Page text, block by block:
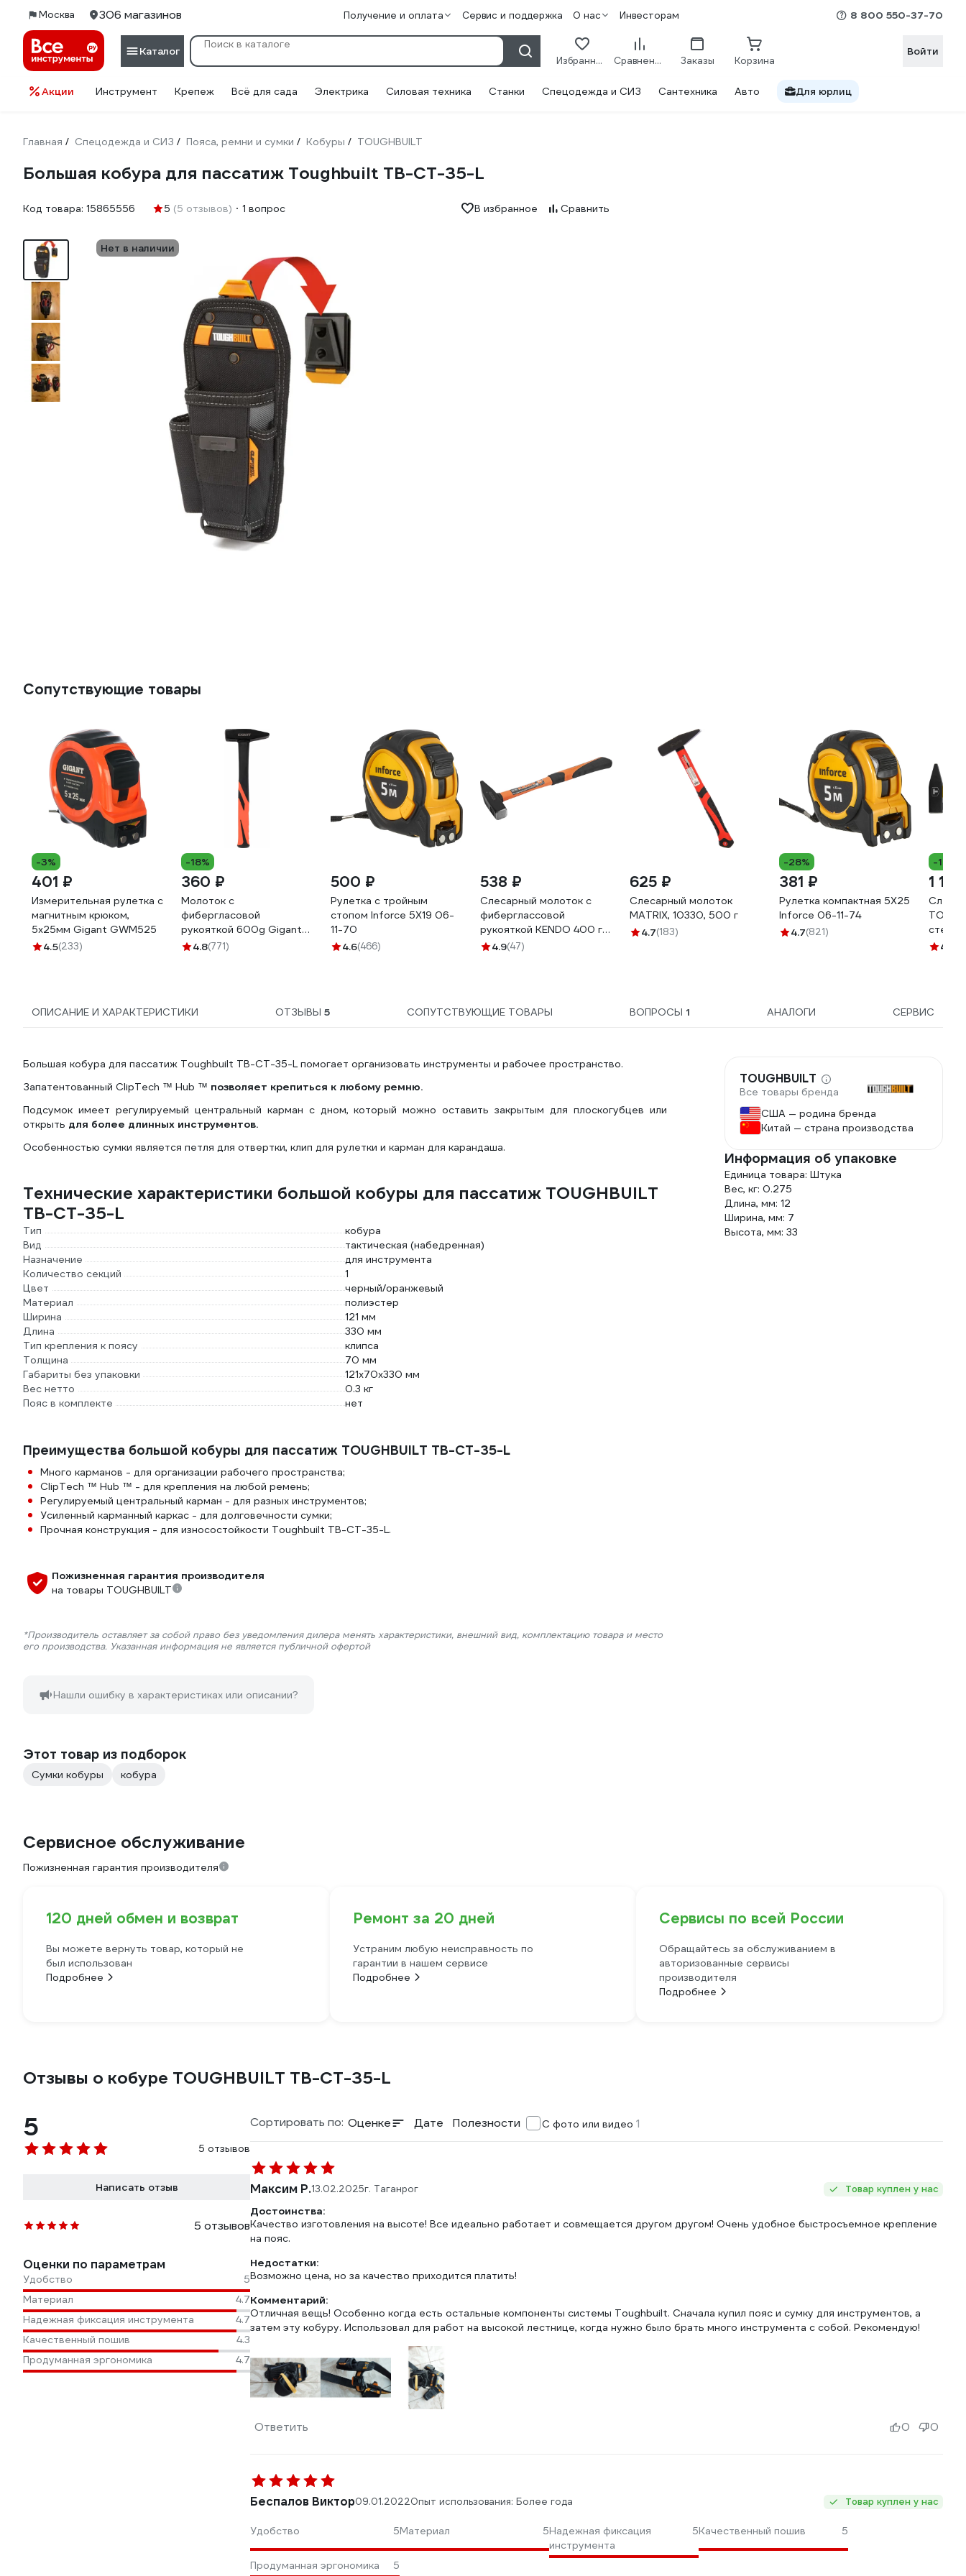
Москва 306 магазинов Получение и оплата Сервис и поддержка О нас Инвесторам 8 800 550-37-70
Каталог
Избранное Сравнение Заказы Корзина
Войти
Акции Инструмент Крепеж Всё для сада Электрика Силовая техника Станки Спецодежда и СИЗ Сантехника Авто Для юрлиц
Главная / Спецодежда и СИЗ / Пояса, ремни и сумки / Кобуры / TOUGHBUILT
Большая кобура для пассатиж Toughbuilt TB-CT-35-L
Код товара: 15865556 5 (5 отзывов) 1 вопрос В избранное Сравнить
Нет в наличии
Сопутствующие товары
-3%
401 ₽
Измерительная рулетка с
магнитным крюком,
5x25мм Gigant GWM525
4.5(233)
-18%
360 ₽
Молоток с
фибергласовой
рукояткой 600g Gigant
HHT600-1
4.8(771)
500 ₽
Рулетка с тройным
стопом Inforce 5Х19 06-
11-70
4.6(466)
538 ₽
Слесарный молоток с
фиберглассовой
рукояткой KENDO 400 г
25204
4.9(47)
625 ₽
Слесарный молоток
MATRIX, 10330, 500 г
4.7(183)
-28%
381 ₽
Рулетка компактная 5Х25
Inforce 06-11-74
4.7(821)
-15%
1
4.9
ОПИСАНИЕ И ХАРАКТЕРИСТИКИ ОТЗЫВЫ 5 СОПУТСТВУЮЩИЕ ТОВАРЫ ВОПРОСЫ 1 АНАЛОГИ СЕРВИС
Большая кобура для пассатиж Toughbuilt TB-CT-35-L помогает организовать инструменты и рабочее пространство.
Запатентованный ClipTech ™ Hub ™ позволяет крепиться к любому ремню.
Подсумок имеет регулируемый центральный карман с дном, который можно оставить закрытым для плоскогубцев или
открыть для более длинных инструментов.
Особенностью сумки является петля для отвертки, клип для рулетки и карман для карандаша.
Технические характеристики большой кобуры для пассатиж TOUGHBUILT
TB-CT-35-L
Тип
кобура
Вид
тактическая (набедренная)
Назначение
для инструмента
Количество секций
1
Цвет
черный/оранжевый
Материал
полиэстер
Ширина
121 мм
Длина
330 мм
Тип крепления к поясу
клипса
Толщина
70 мм
Габариты без упаковки
121x70x330 мм
Вес нетто
0.3 кг
Пояс в комплекте
нет
Преимущества большой кобуры для пассатиж TOUGHBUILT TB-CT-35-L
Много карманов - для организации рабочего пространства;
ClipTech ™ Hub ™ - для крепления на любой ремень;
Регулируемый центральный карман - для разных инструментов;
Усиленный карманный каркас - для долговечности сумки;
Прочная конструкция - для износостойкости Toughbuilt TB-CT-35-L.
Пожизненная гарантия производителя
на товары TOUGHBUILT
*Производитель оставляет за собой право без уведомления дилера менять характеристики, внешний вид, комплектацию товара и место
его производства. Указанная информация не является публичной офертой
Нашли ошибку в характеристиках или описании?
TOUGHBUILT
Все товары бренда
США — родина бренда
Китай — страна производства
Информация об упаковке
Единица товара: Штука
Вес, кг: 0.275
Длина, мм: 12
Ширина, мм: 7
Высота, мм: 33
Этот товар из подборок
Сумки кобуры кобура
Сервисное обслуживание
Пожизненная гарантия производителя
120 дней обмен и возврат
Вы можете вернуть товар, который не
был использован
Подробнее
Ремонт за 20 дней
Устраним любую неисправность по
гарантии в нашем сервисе
Подробнее
Сервисы по всей России
Обращайтесь за обслуживанием в
авторизованные сервисы
производителя
Подробнее
Отзывы о кобуре TOUGHBUILT TB-CT-35-L
5
5 отзывов
Написать отзыв
5 отзывов
Оценки по параметрам
Удобство
5
Материал
4.7
Надежная фиксация инструмента
4.7
Качественный пошив
4.3
Продуманная эргономика
4.7
Сортировать по: Оценке Дате Полезности С фото или видео 1
Максим Р.13.02.2025г. Таганрог Товар куплен у нас
Достоинства:
Качество изготовления на высоте! Все идеально работает и совмещается другом другом! Очень удобное быстросъемное крепление
на пояс.
Недостатки:
Возможно цена, но за качество приходится платить!
Комментарий:
Отличная вещь! Особенно когда есть остальные компоненты системы Toughbuilt. Сначала купил пояс и сумку для инструментов, а
затем эту кобуру. Использовал для работ на высокой лестнице, когда нужно было брать много инструмента с собой. Рекомендую!
Ответить 0 0
Беспалов Виктор09.01.2022Опыт использования: Более года Товар куплен у нас
Удобство 5Материал 5Надежная фиксация
инструмента
5Качественный пошив 5
Продуманная эргономика 5